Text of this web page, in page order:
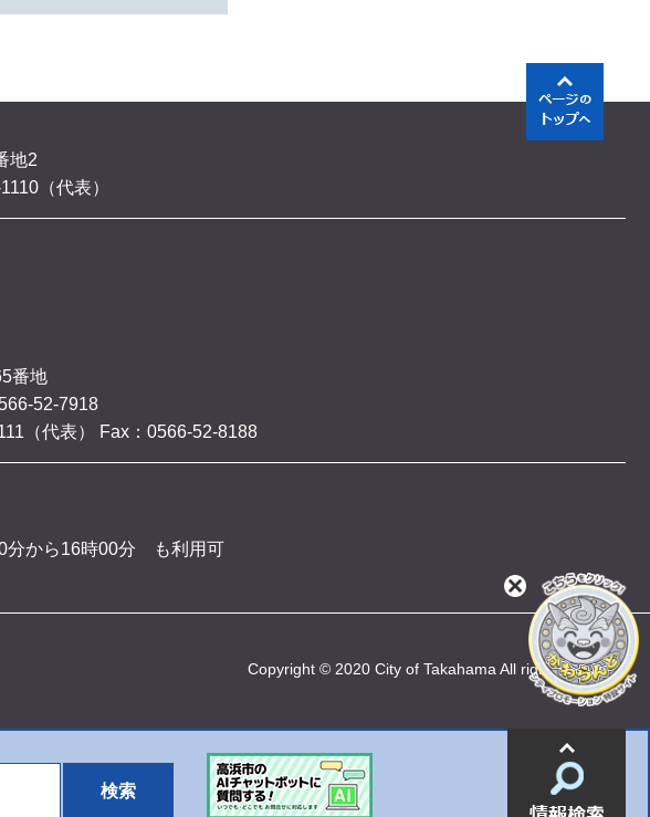
地2
（代表）
番地
52-7918
（代表） Fax：0566-52-8188
分から16時00分 も利用可
Copyright © 2020 City of Takahama All rights reserved
閉
じ